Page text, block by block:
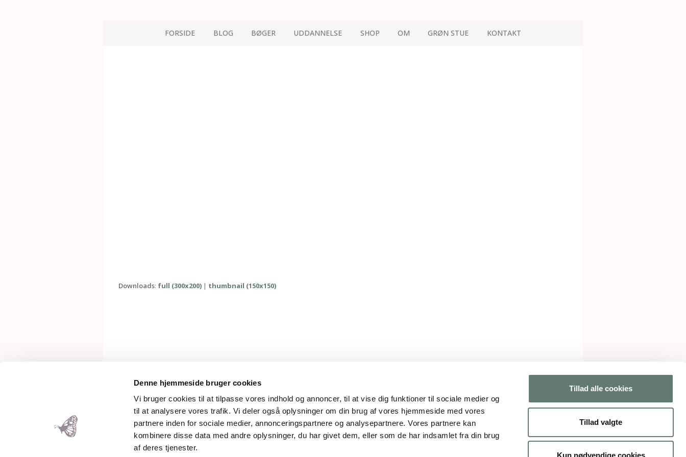
Denne hjemmeside bruger cookies
Vi bruger cookies til at tilpasse vores indhold og annoncer, til at vise dig funktioner til sociale medier og
til at analysere vores trafik. Vi deler også oplysninger om din brug af vores hjemmeside med vores
partnere inden for sociale medier, annonceringspartnere og analysepartnere. Vores partnere kan
kombinere disse data med andre oplysninger, du har givet dem, eller som de har indsamlet fra din brug
af deres tjenester.
Tillad alle cookies
Tillad valgte
Kun nødvendige cookies
FORSIDE BLOG BØGER UDDANNELSE SHOP OM GRØN STUE KONTAKT
Downloads: full (300x200) | thumbnail (150x150)
Mothering Guiding | CVR 28237618 | rose@rosemaimonide.com | Handelsbetingelser